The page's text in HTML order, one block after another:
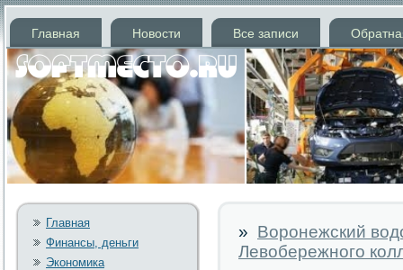
Главная Новости Все записи
Главная
Финансы, деньги
Экономика
» Воронежский
Левобережного